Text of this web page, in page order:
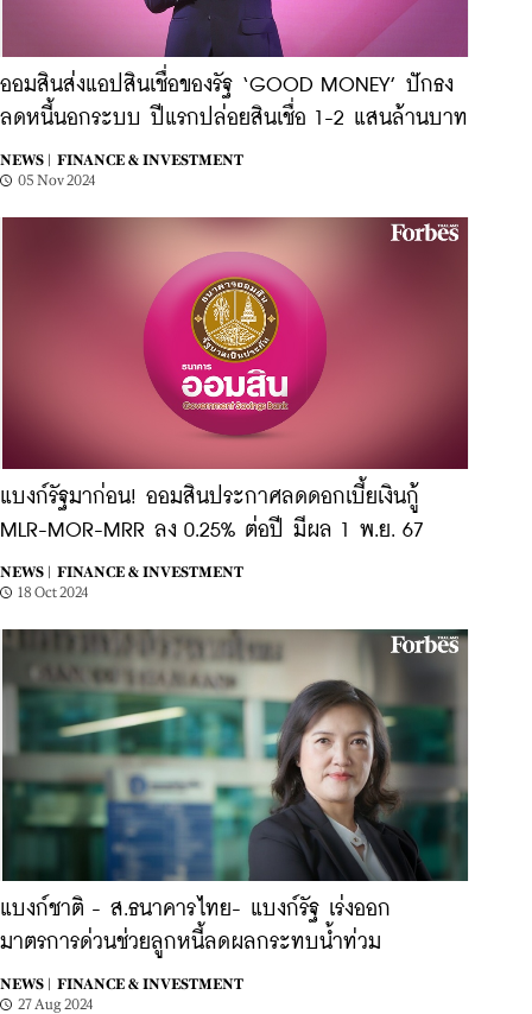
ออมสินส่งแอปสินเชื่อของรัฐ ‘GOOD MONEY’ ปักธง
ลดหนี้นอกระบบ ปีแรกปล่อยสินเชื่อ 1-2 แสนล้านบาท
NEWS |
FINANCE & INVESTMENT
05 Nov 2024
แบงก์รัฐมาก่อน! ออมสินประกาศลดดอกเบี้ยเงินกู้
MLR-MOR-MRR ลง 0.25% ต่อปี มีผล 1 พ.ย. 67
NEWS |
FINANCE & INVESTMENT
18 Oct 2024
แบงก์ชาติ - ส.ธนาคารไทย- แบงก์รัฐ เร่งออก
มาตรการด่วนช่วยลูกหนี้ลดผลกระทบน้ำท่วม
NEWS |
FINANCE & INVESTMENT
27 Aug 2024